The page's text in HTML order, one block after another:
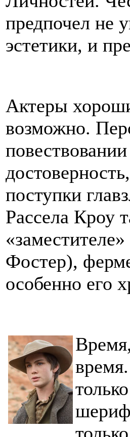
предпочел не
эстетики, и
Актеры
возможно.
поступки
Рассела Кроу
Фостер),
особенно его